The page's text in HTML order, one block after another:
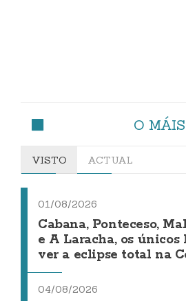
O MÁIS
VISTO ACTUAL
01/08/2026
Cabana, Ponteceso,
e A Laracha, os únicos
ver a eclipse total na
04/08/2026